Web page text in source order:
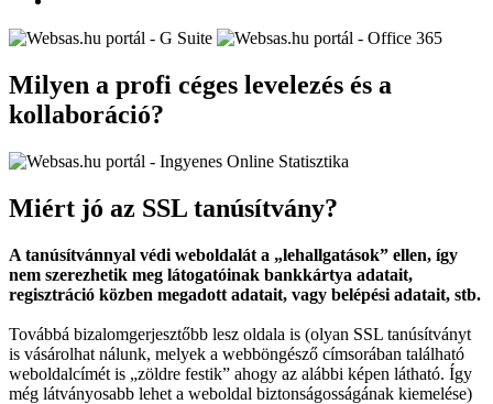
Milyen a profi céges levelezés és a
kollaboráció?
Miért jó az SSL tanúsítvány?
A tanúsítvánnyal védi weboldalát a „lehallgatások” ellen, így
nem szerezhetik meg látogatóinak bankkártya adatait,
regisztráció közben megadott adatait, vagy belépési adatait, stb.
Továbbá bizalomgerjesztőbb lesz oldala is (olyan SSL tanúsítványt
is vásárolhat nálunk, melyek a webböngésző címsorában található
weboldalcímét is „zöldre festik” ahogy az alábbi képen látható. Így
még látványosabb lehet a weboldal biztonságosságának kiemelése)